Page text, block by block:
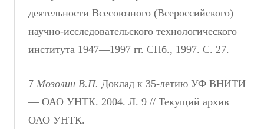
деятельности Всесоюзного (Всероссийского)
научно-исследовательского технологического
института 1947—1997 гг. СПб., 1997. С. 27.
7 Мозолин В.П. Доклад к 35-летию УФ ВНИТИ
— ОАО УНТК. 2004. Л. 9 // Текущий архив
ОАО УНТК.